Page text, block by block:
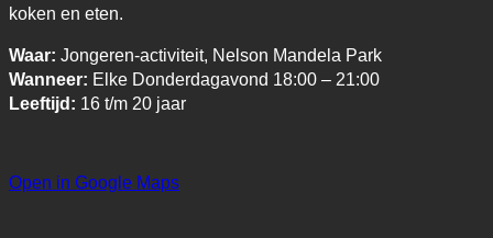
koken en eten.
Waar: Jongeren-activiteit, Nelson Mandela Park
Wanneer: Elke Donderdagavond 18:00 – 21:00
Leeftijd: 16 t/m 20 jaar
Open in Google Maps